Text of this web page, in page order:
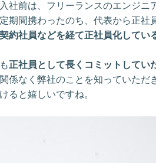
社前は、フリーランスのエンジニ
期間携わったのち、代表から正社
約社員などを経て正社員化してい
正社員として長くコミットしてい
係なく弊社のことを知っていただ
ると嬉しいですね。